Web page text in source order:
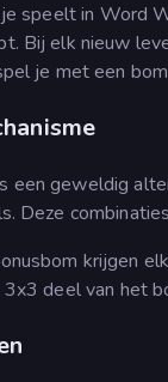
speelt in Word
Bij elk nieuw
je met een
een geweldig
Deze
krijgen
deel van het